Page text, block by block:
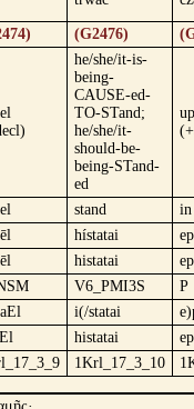
(G2476)
he/she/it-is-
being-
CAUSE-ed-
TO-STand;
he/she/it-
should-be-
being-STand-
ed
stand in
hístatai
histatai
V6_PMI3S P
i(/statai
histatai
1Krl_17_3_10